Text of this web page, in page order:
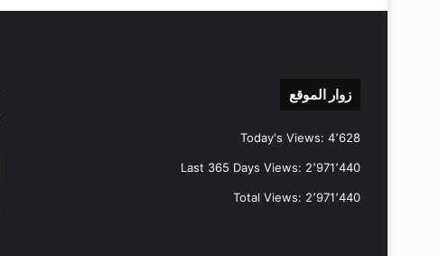
زوار الموقع
Today's Views: 4٬628
Last 365 Days Views: 2٬971٬440
Total Views: 2٬971٬440